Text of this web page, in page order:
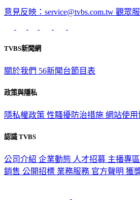
意見反映：service@tvbs.com.tw 觀眾
TVBS新聞網
關於我們 56新聞台節目表
政策與隱私
隱私權政策 性騷擾防治措施 網站使用
認識 TVBS
公司介紹 企業動態 人才招募 主播專區
銷售 公開招標 業務服務 官方聲明 獲